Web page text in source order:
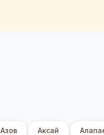
Азов Аксай